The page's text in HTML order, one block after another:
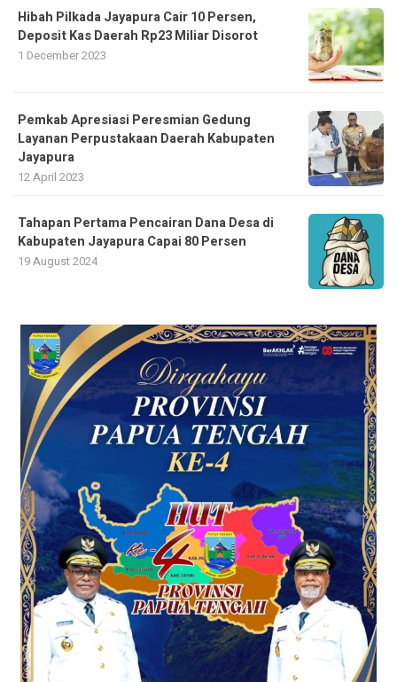
Hibah Pilkada Jayapura Cair 10 Persen,
Deposit Kas Daerah Rp23 Miliar Disorot
1 December 2023
Pemkab Apresiasi Peresmian Gedung
Layanan Perpustakaan Daerah Kabupaten
Jayapura
12 April 2023
Tahapan Pertama Pencairan Dana Desa di
Kabupaten Jayapura Capai 80 Persen
19 August 2024